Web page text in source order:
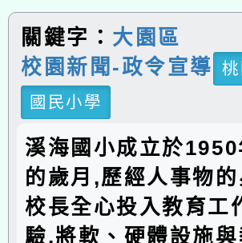
關鍵字： 大園區
校園新聞-政令宣導
國民小學
溪海國小成立於
的歲月,歷經人事物
校長全心投入教育工
驗,將軟、硬體設施